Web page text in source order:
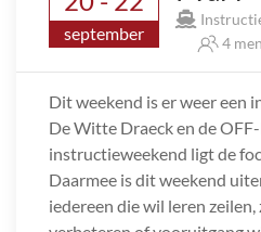
september
4
Dit weekend is er weer een
De Witte Draeck en de
instructieweekend ligt de
Daarmee is dit weekend
iedereen die wil leren